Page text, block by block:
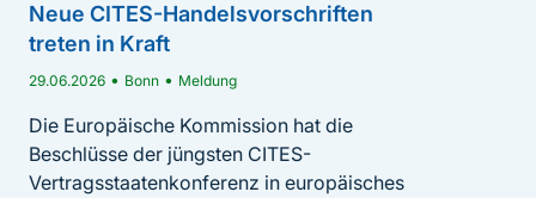
Neue CITES-Handelsvorschriften
treten in Kraft
29.06.2026 • Bonn • Meldung
Die Europäische Kommission hat die
Beschlüsse der jüngsten CITES-
Vertragsstaatenkonferenz in europäisches